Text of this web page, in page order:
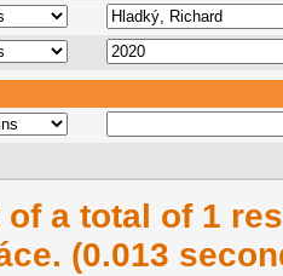
of a total of 1
(0.013